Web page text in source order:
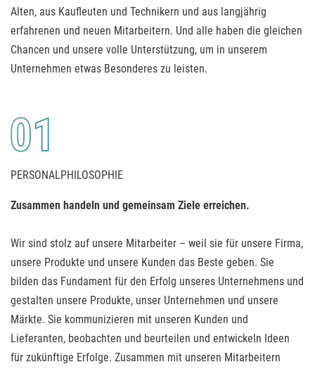
Alten, aus Kaufleuten und Technikern und aus langjährig
erfahrenen und neuen Mitarbeitern. Und alle haben die gleichen
Chancen und unsere volle Unterstützung, um in unserem
Unternehmen etwas Besonderes zu leisten.
PERSONALPHILOSOPHIE
Zusammen handeln und gemeinsam Ziele erreichen.
Wir sind stolz auf unsere Mitarbeiter – weil sie für unsere Firma,
unsere Produkte und unsere Kunden das Beste geben. Sie
bilden das Fundament für den Erfolg unseres Unternehmens und
gestalten unsere Produkte, unser Unternehmen und unsere
Märkte. Sie kommunizieren mit unseren Kunden und
Lieferanten, beobachten und be­ur­teilen und ent­wickeln Ideen
für zukünftige Erfolge. Zu­sammen mit unseren Mitarbeitern